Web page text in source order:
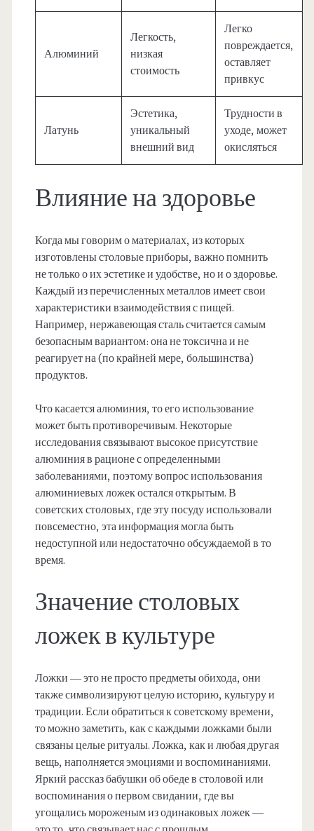
Алюминий
Легкость,
низкая
стоимость
Легко
повреждается,
оставляет
привкус
Латунь
Эстетика,
уникальный
внешний вид
Трудности в
уходе, может
окисляться
Влияние на здоровье
Когда мы говорим о материалах, из которых
изготовлены столовые приборы, важно помнить
не только о их эстетике и удобстве, но и о здоровье.
Каждый из перечисленных металлов имеет свои
характеристики взаимодействия с пищей.
Например, нержавеющая сталь считается самым
безопасным вариантом: она не токсична и не
реагирует на (по крайней мере, большинства)
продуктов.
Что касается алюминия, то его использование
может быть противоречивым. Некоторые
исследования связывают высокое присутствие
алюминия в рационе с определенными
заболеваниями, поэтому вопрос использования
алюминиевых ложек остался открытым. В
советских столовых, где эту посуду использовали
повсеместно, эта информация могла быть
недоступной или недостаточно обсуждаемой в то
время.
Значение столовых
ложек в культуре
Ложки — это не просто предметы обихода, они
также символизируют целую историю, культуру и
традиции. Если обратиться к советскому времени,
то можно заметить, как с каждыми ложками были
связаны целые ритуалы. Ложка, как и любая другая
вещь, наполняется эмоциями и воспоминаниями.
Яркий рассказ бабушки об обеде в столовой или
воспоминания о первом свидании, где вы
угощались мороженым из одинаковых ложек —